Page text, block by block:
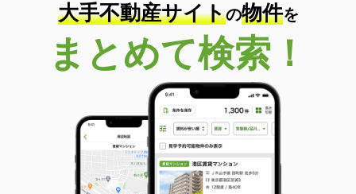
大手不動産サイトの物件を
まとめて検索！